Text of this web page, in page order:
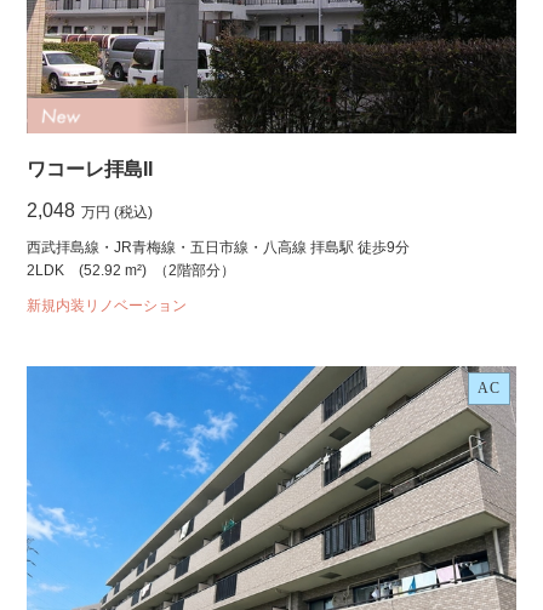
ワコーレ拝島II
2,048 万円 (税込)
西武拝島線・JR青梅線・五日市線・八高線 拝島駅 徒歩9分
2LDK
(52.92 m²) （2階部分）
新規内装リノベーション
AC